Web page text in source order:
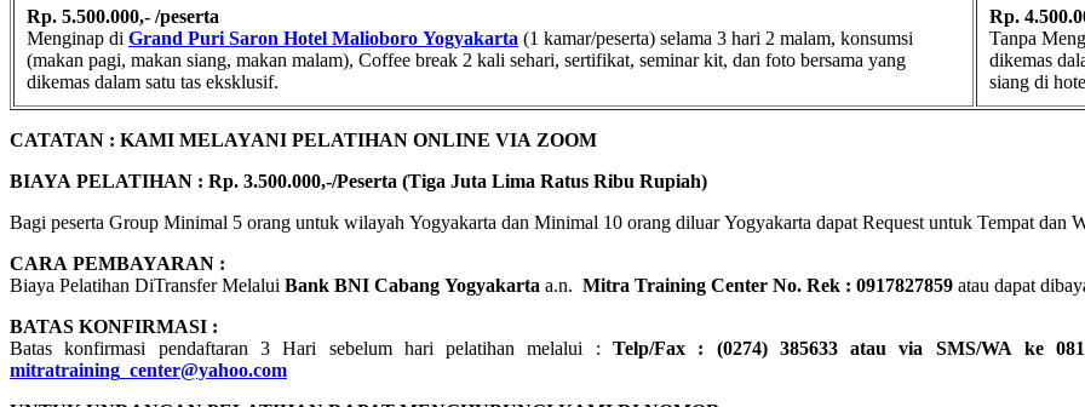
Rp. 5.500.000,- /peserta
Menginap di Grand Puri Saron Hotel Malioboro Yogyakarta (1 kamar/peserta) selama 3 hari 2 malam, konsumsi
(makan pagi, makan siang, makan malam), Coffee break 2 kali sehari, sertifikat, seminar kit, dan foto bersama yang
dikemas dalam satu tas eksklusif.
Rp.
Tanpa
dikemas
siang di
CATATAN : KAMI MELAYANI PELATIHAN ONLINE VIA ZOOM
BIAYA PELATIHAN : Rp. 3.500.000,-/Peserta (Tiga Juta Lima Ratus Ribu Rupiah)
Bagi peserta Group Minimal 5 orang untuk wilayah Yogyakarta dan Minimal 10 orang diluar Yogyakarta dapat Request untuk Tempat dan
CARA PEMBAYARAN :
Biaya Pelatihan DiTransfer Melalui Bank BNI Cabang Yogyakarta a.n. Mitra Training Center No. Rek : 0917827859 atau dapat
BATAS KONFIRMASI :
Batas konfirmasi pendaftaran 3 Hari sebelum hari pelatihan melalui : Telp/Fax : (0274) 385633 atau via SMS/WA ke
mitratraining_center@yahoo.com